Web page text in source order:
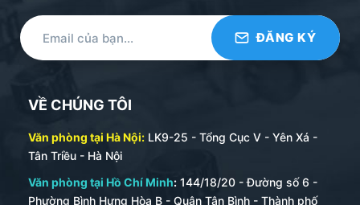
VỀ CHÚNG TÔI
Văn phòng tại Hà Nội: LK9-25 - Tổng Cục V - Yên Xá -
Tân Triều - Hà Nội
Văn phòng tại Hồ Chí Minh: 144/18/20 - Đường số 6 -
Phường Bình Hưng Hòa B - Quận Tân Bình - Thành phố